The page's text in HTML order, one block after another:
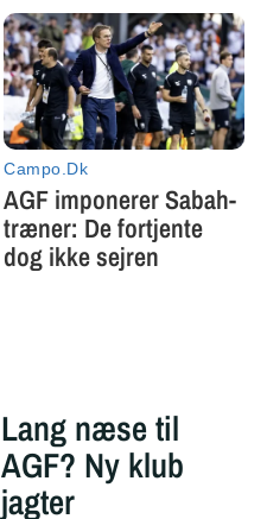
Lang næse til
AGF? Ny klub
jagter